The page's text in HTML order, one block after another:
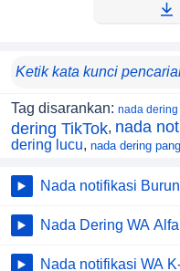
Tag disarankan: nada dering
dering TikTok, nada
dering lucu, nada dering
Nada notifikasi
Nada Dering WA
Nada notifikasi WA